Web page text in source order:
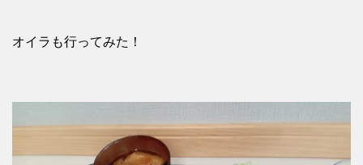
オイラも行ってみた！